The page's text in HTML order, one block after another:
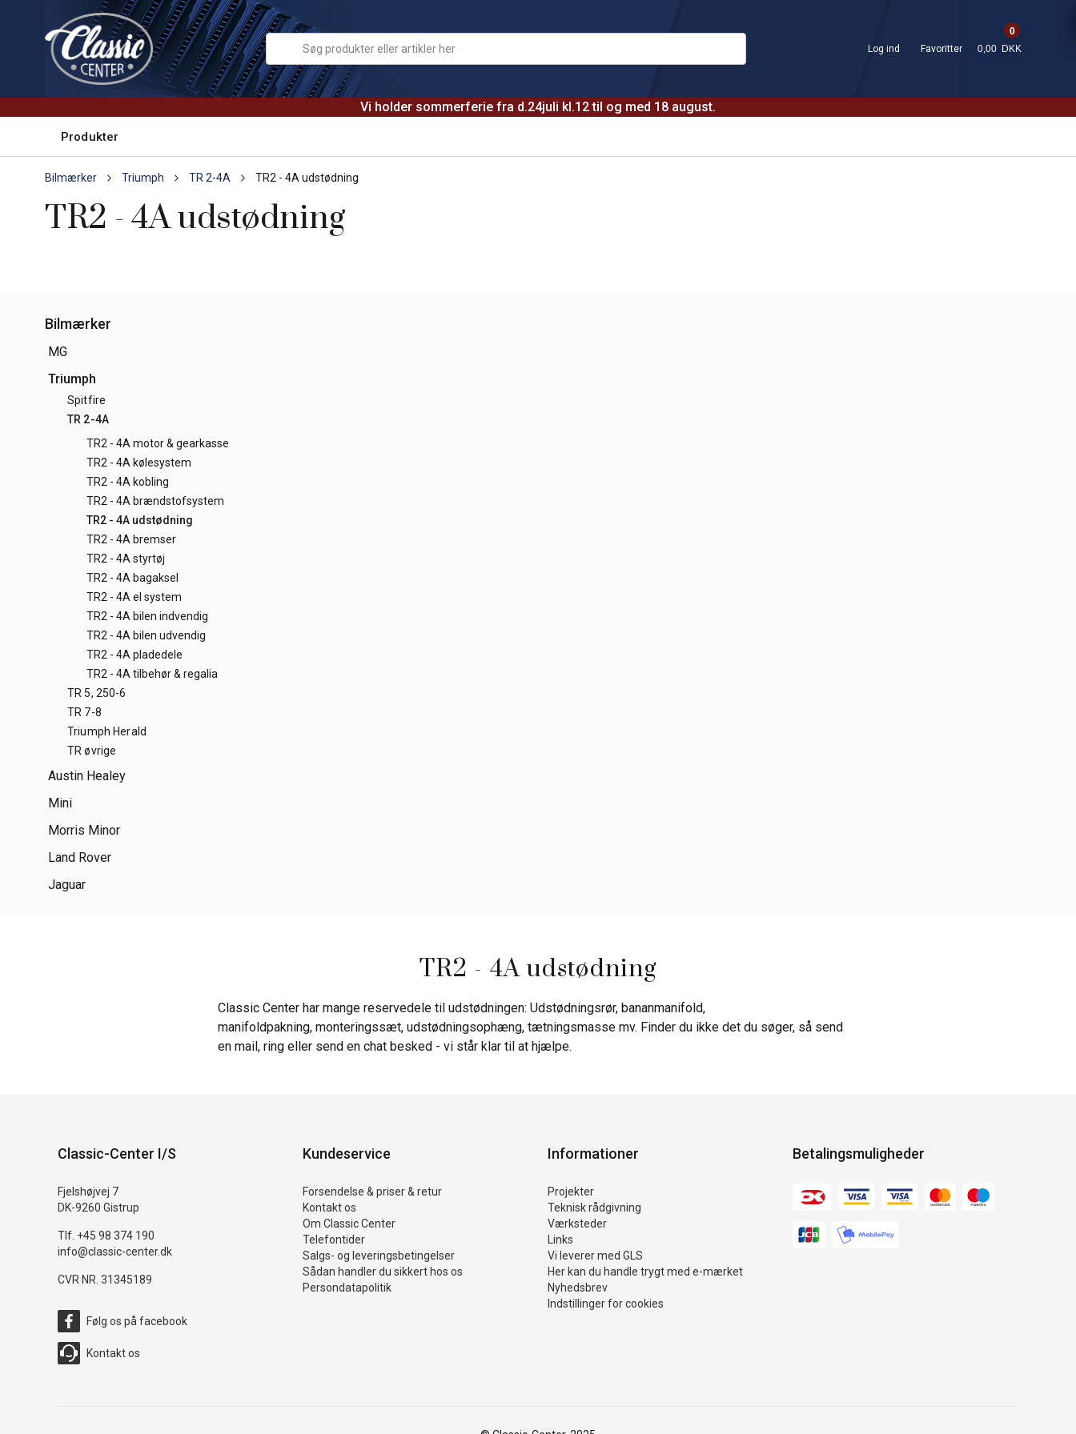
Vi holder sommerferie fra d.24juli kl.12 til og med 18 august.
Log ind Favoritter
0
0,00 DKK
Produkter
Bilmærker Triumph TR 2-4A TR2 - 4A udstødning
TR2 - 4A udstødning
Bilmærker
MG
Triumph
Spitfire
TR 2-4A
TR2 - 4A motor & gearkasse
TR2 - 4A kølesystem
TR2 - 4A kobling
TR2 - 4A brændstofsystem
TR2 - 4A udstødning
TR2 - 4A bremser
TR2 - 4A styrtøj
TR2 - 4A bagaksel
TR2 - 4A el system
TR2 - 4A bilen indvendig
TR2 - 4A bilen udvendig
TR2 - 4A pladedele
TR2 - 4A tilbehør & regalia
TR 5, 250-6
TR 7-8
Triumph Herald
TR øvrige
Austin Healey
Mini
Morris Minor
Land Rover
Jaguar
TR2 - 4A udstødning
Classic Center har mange reservedele til udstødningen: Udstødningsrør, bananmanifold,
manifoldpakning, monteringssæt, udstødningsophæng, tætningsmasse mv. Finder du ikke det du søger, så send
en mail, ring eller send en chat besked - vi står klar til at hjælpe.
Classic-Center I/S
Fjelshøjvej 7
DK-9260 Gistrup
Tlf. +45 98 374 190
info@classic-center.dk
CVR NR. 31345189
Følg os på facebook
Kontakt os
Kundeservice
Forsendelse & priser & retur
Kontakt os
Om Classic Center
Telefontider
Salgs- og leveringsbetingelser
Sådan handler du sikkert hos os
Persondatapolitik
Informationer
Projekter
Teknisk rådgivning
Værksteder
Links
Vi leverer med GLS
Her kan du handle trygt med e-mærket
Nyhedsbrev
Indstillinger for cookies
Betalingsmuligheder